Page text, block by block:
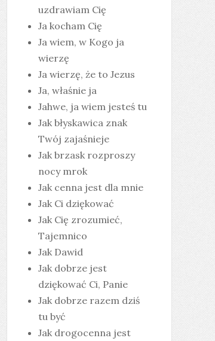
uzdrawiam Cię
Ja kocham Cię
Ja wiem, w Kogo ja
wierzę
Ja wierzę, że to Jezus
Ja, właśnie ja
Jahwe, ja wiem jesteś tu
Jak błyskawica znak
Twój zajaśnieje
Jak brzask rozproszy
nocy mrok
Jak cenna jest dla mnie
Jak Ci dziękować
Jak Cię zrozumieć,
Tajemnico
Jak Dawid
Jak dobrze jest
dziękować Ci, Panie
Jak dobrze razem dziś
tu być
Jak drogocenna jest